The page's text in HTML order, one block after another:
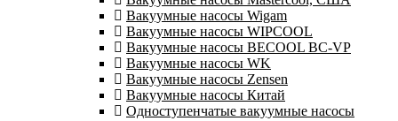
Вакуумные насосы Wigam
Вакуумные насосы WIPCOOL
Вакуумные насосы BECOOL BC-VP
Вакуумные насосы WK
Вакуумные насосы Zensen
Вакуумные насосы Китай
Одноступенчатые вакуумные насосы